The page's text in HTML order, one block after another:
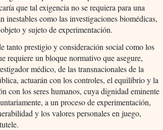
que tal exigencia no se requiera para una
como las investigaciones biomédicas,
y sujeto de experimentación.
tanto prestigio y consideración social como los
requiere un bloque normativo que asegure,
médico, de las transnacionales de la
actuarán con los controles, el equilibrio y la
con los seres humanos, cuya dignidad eminente
a un proceso de experimentación,
y los valores personales en juego,